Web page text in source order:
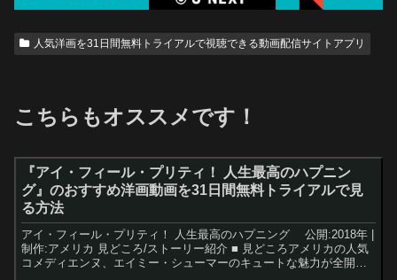
人気洋画を31日間無料トライアルで視聴できる動画配信サイトアプリ
こちらもオススメです！
『アイ・フィール・プリティ！ 人生最高のハプニン
グ』のおすすめ洋画動画を31日間無料トライアルで見
る方法
アイ・フィール・プリティ！ 人生最高のハプニング 公開:2018年 |
制作:アメリカ 見どころ/ストーリー紹介 ■ 見どころアメリカの人気
コメディエンヌ、エイミー・シューマーのキュートな魅力が全開。